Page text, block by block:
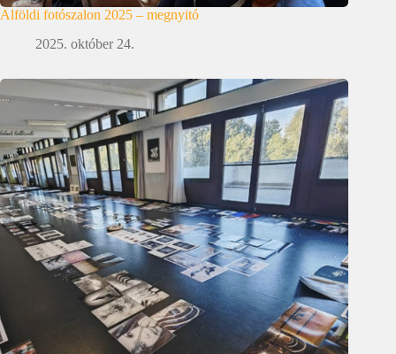
Alföldi fotószalon 2025 – megnyitó
2025. október 24.